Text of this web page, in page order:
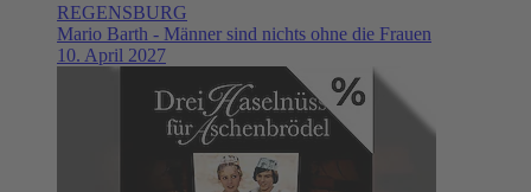
REGENSBURG
Mario Barth - Männer sind nichts ohne die Frauen
10. April 2027